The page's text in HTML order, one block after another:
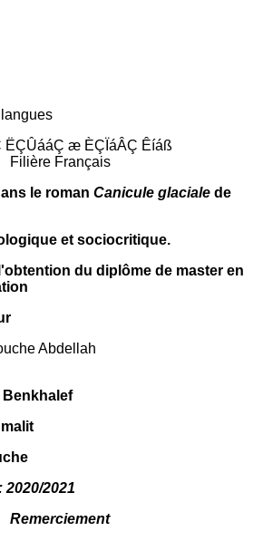
ËÇÛááÇ æ ÈÇÏáÂÇ Êíáß
Filière Français
le roman Canicule glaciale de
et sociocritique.
du diplôme de master en
Abdellah
Benkhalef
2021
Remerciement